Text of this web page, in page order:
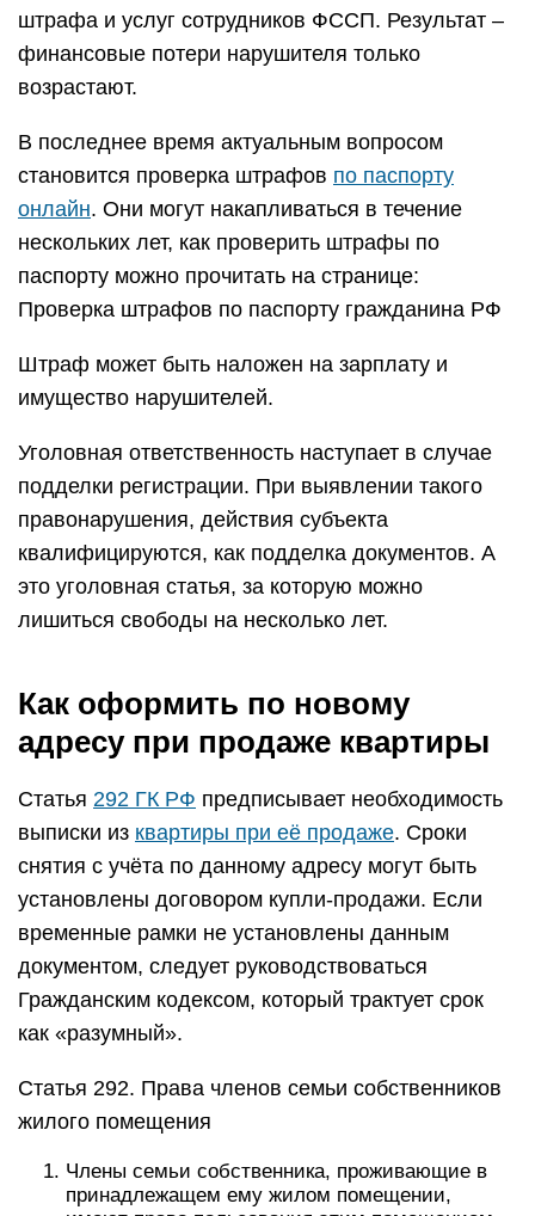
штрафа и услуг сотрудников ФССП. Результат –
финансовые потери нарушителя только
возрастают.
В последнее время актуальным вопросом
становится проверка штрафов по паспорту
онлайн. Они могут накапливаться в течение
нескольких лет, как проверить штрафы по
паспорту можно прочитать на странице:
Проверка штрафов по паспорту гражданина РФ
Штраф может быть наложен на зарплату и
имущество нарушителей.
Уголовная ответственность наступает в случае
подделки регистрации. При выявлении такого
правонарушения, действия субъекта
квалифицируются, как подделка документов. А
это уголовная статья, за которую можно
лишиться свободы на несколько лет.
Как оформить по новому
адресу при продаже квартиры
Статья 292 ГК РФ предписывает необходимость
выписки из квартиры при её продаже. Сроки
снятия с учёта по данному адресу могут быть
установлены договором купли-продажи. Если
временные рамки не установлены данным
документом, следует руководствоваться
Гражданским кодексом, который трактует срок
как «разумный».
Статья 292. Права членов семьи собственников
жилого помещения
Члены семьи собственника, проживающие в
принадлежащем ему жилом помещении,